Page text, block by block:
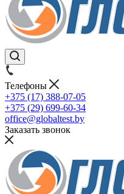
Телефоны
+375 (17) 388-07-05
+375 (29) 699-60-34
office@globaltest.by
Заказать звонок